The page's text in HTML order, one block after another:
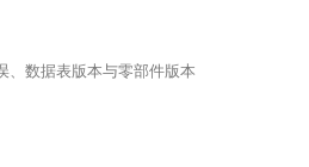
、数据表版本与零部件版本